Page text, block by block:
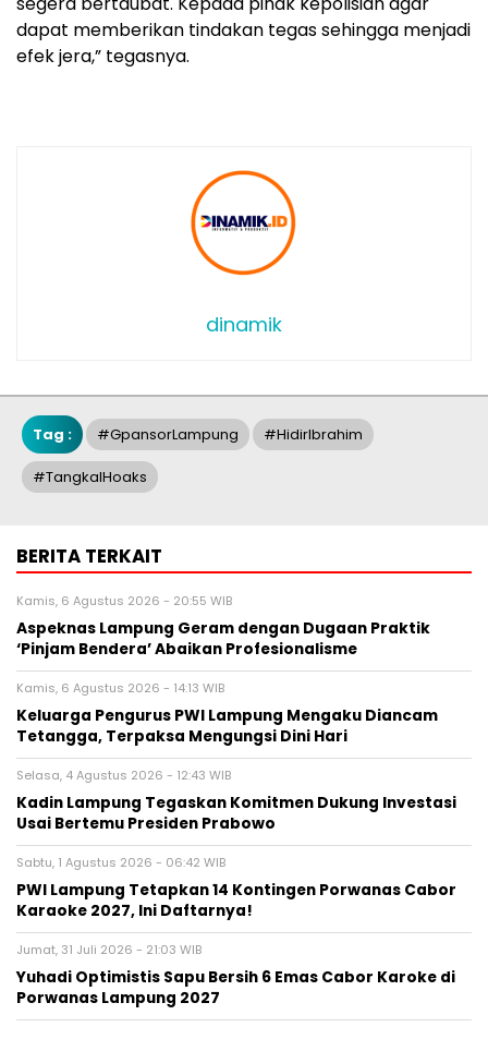
dapat memberikan tindakan tegas sehingga menjadi
efek jera,” tegasnya.
dinamik
Tag : #gpansorLampung #hidirIbrahim
#tangkalHoaks
BERITA TERKAIT
Kamis, 6 Agustus 2026 - 20:55 WIB
Aspeknas Lampung Geram dengan Dugaan Praktik
‘Pinjam Bendera’ Abaikan Profesionalisme
Kamis, 6 Agustus 2026 - 14:13 WIB
Keluarga Pengurus PWI Lampung Mengaku Diancam
Tetangga, Terpaksa Mengungsi Dini Hari
Selasa, 4 Agustus 2026 - 12:43 WIB
Kadin Lampung Tegaskan Komitmen Dukung Investasi
Usai Bertemu Presiden Prabowo
Sabtu, 1 Agustus 2026 - 06:42 WIB
PWI Lampung Tetapkan 14 Kontingen Porwanas Cabor
Karaoke 2027, Ini Daftarnya!
Jumat, 31 Juli 2026 - 21:03 WIB
Yuhadi Optimistis Sapu Bersih 6 Emas Cabor Karoke di
Porwanas Lampung 2027